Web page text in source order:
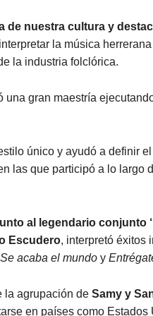
nuestra cultura y
la música
la industria folclórica.
una gran maestría
único y ayudó a definir
las que participó a lo largo
al legendario conjunto
Escudero, interpretó éxitos
Se acaba el mundoy
la agrupación de Samy y
en países como Estados